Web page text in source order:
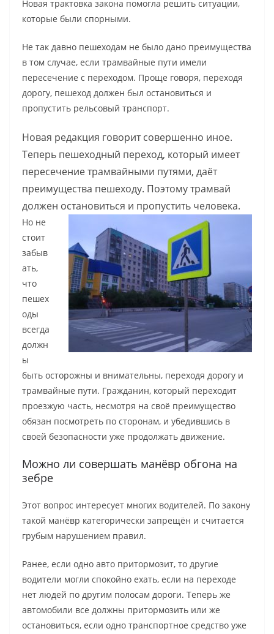
Новая трактовка закона помогла решить ситуации,
которые были спорными.
Не так давно пешеходам не было дано преимущества
в том случае, если трамвайные пути имели
пересечение с переходом. Проще говоря, переходя
дорогу, пешеход должен был остановиться и
пропустить рельсовый транспорт.
Новая редакция говорит совершенно иное.
Теперь пешеходный переход, который имеет
пересечение трамвайными путями, даёт
преимущества пешеходу. Поэтому трамвай
должен остановиться и пропустить человека.
Но не
стоит
забыв
ать,
что
пешех
оды
всегда
должн
ы
быть осторожны и внимательны, переходя дорогу и
трамвайные пути. Гражданин, который переходит
проезжую часть, несмотря на своё преимущество
обязан посмотреть по сторонам, и убедившись в
своей безопасности уже продолжать движение.
Можно ли совершать манёвр обгона на
зебре
Этот вопрос интересует многих водителей. По закону
такой манёвр категорически запрещён и считается
грубым нарушением правил.
Ранее, если одно авто притормозит, то другие
водители могли спокойно ехать, если на переходе
нет людей по другим полосам дороги. Теперь же
автомобили все должны притормозить или же
остановиться, если одно транспортное средство уже